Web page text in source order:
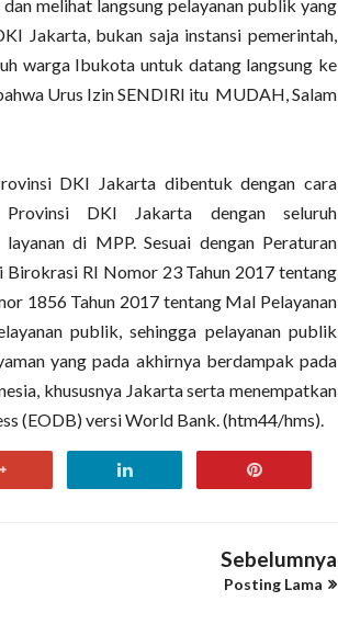
melihat langsung pelayanan publik yang
Jakarta, bukan saja instansi pemerintah,
warga Ibukota untuk datang langsung ke
Urus Izin SENDIRI itu MUDAH, Salam
DKI Jakarta dibentuk dengan cara
DKI Jakarta dengan seluruh
di MPP. Sesuai dengan Peraturan
RI Nomor 23 Tahun 2017 tentang
1856 Tahun 2017 tentang Mal Pelayanan
publik, sehingga pelayanan publik
yang pada akhirnya berdampak pada
khususnya Jakarta serta menempatkan
(EODB) versi World Bank. (htm44/hms).
Sebelumnya
Posting Lama